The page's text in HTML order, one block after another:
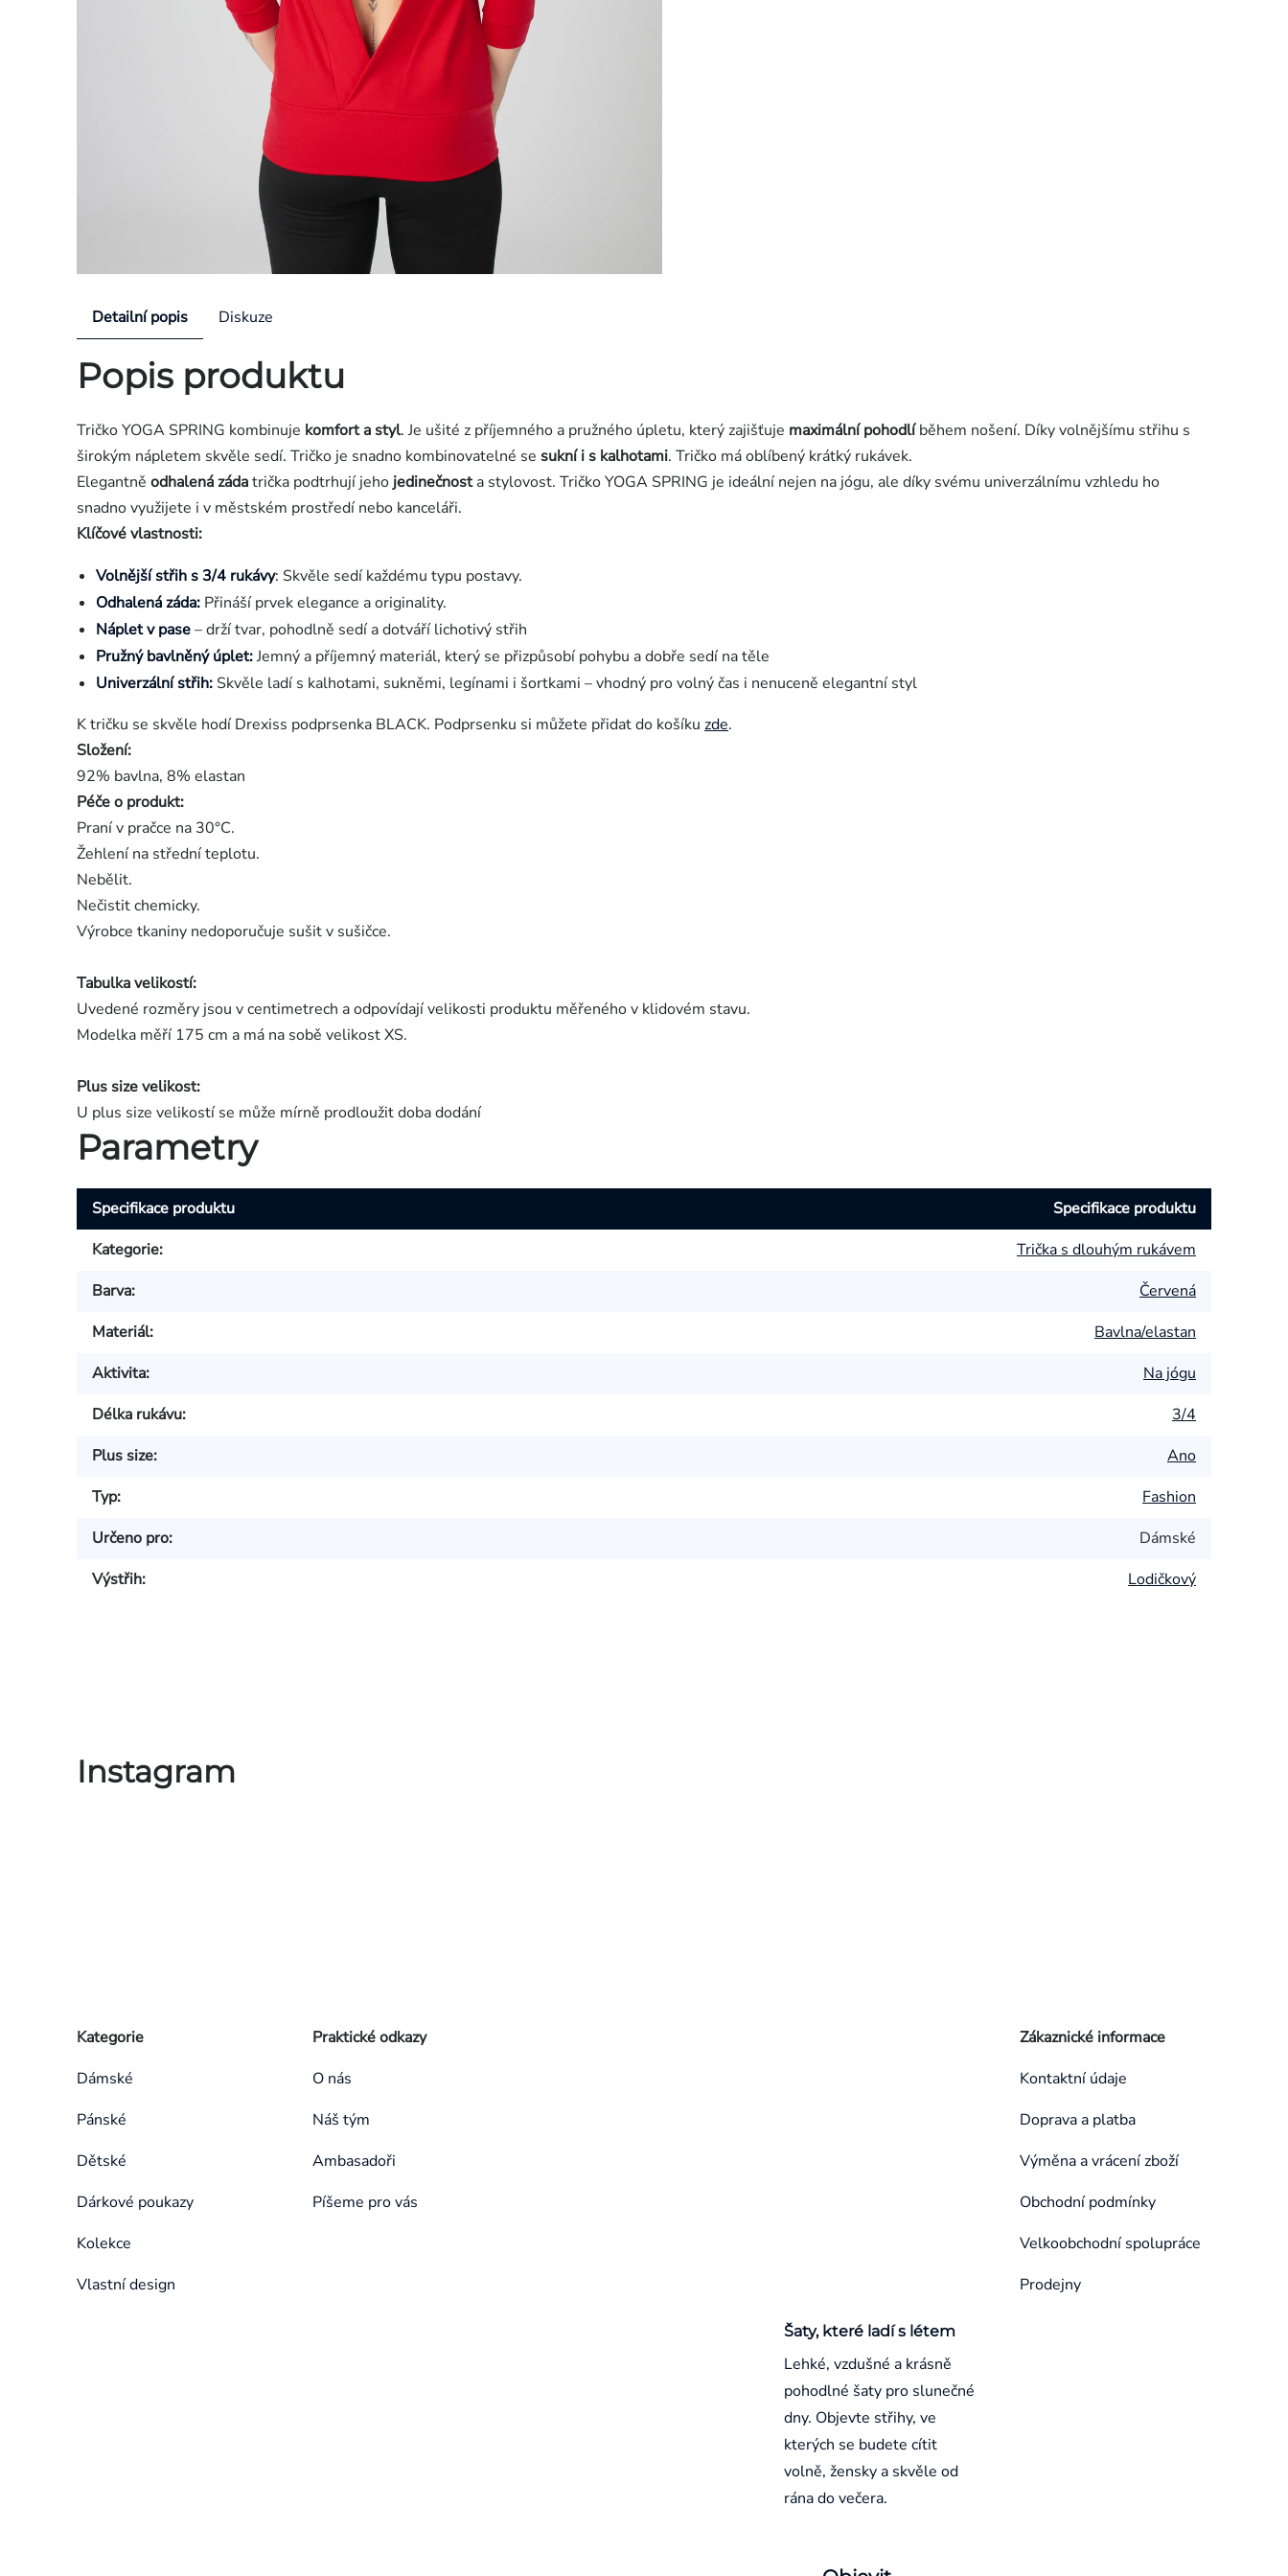
Detailní popis Diskuze
Popis produktu
Tričko YOGA SPRING kombinuje komfort a styl. Je ušité z příjemného a pružného úpletu, který zajišťuje maximální pohodlí během nošení. Díky volnějšímu střihu s
širokým nápletem skvěle sedí. Tričko je snadno kombinovatelné se sukní i s kalhotami. Tričko má oblíbený krátký rukávek.
Elegantně odhalená zádatrička podtrhují jeho jedinečnosta stylovost. Tričko YOGA SPRING je ideální nejen na jógu, ale díky svému univerzálnímu vzhledu ho
snadno využijete i v městském prostředí nebo kanceláři.
Klíčové vlastnosti:
Volnější střih s 3/4 rukávy: Skvěle sedí každému typu postavy.
Odhalená záda: Přináší prvek elegance a originality.
Náplet v pase– drží tvar, pohodlně sedí a dotváří lichotivý střih
Pružný bavlněný úplet:Jemný a příjemný materiál, který se přizpůsobí pohybu a dobře sedí na těle
Univerzální střih: Skvěle ladí s kalhotami, sukněmi, legínami i šortkami – vhodný pro volný čas i nenuceně elegantní styl
K tričku se skvěle hodí Drexiss podprsenka BLACK. Podprsenku si můžete přidat do košíku zde.
Složení:
92% bavlna, 8% elastan
Péče o produkt:
Praní v pračce na 30°C.
Žehlení na střední teplotu.
Nebělit.
Nečistit chemicky.
Výrobce tkaniny nedoporučuje sušit v sušičce.
Tabulka velikostí:
Uvedené rozměry jsou v centimetrech a odpovídají velikosti produktu měřeného v klidovém stavu.
Modelka měří 175 cm a má na sobě velikost XS.
Plus size velikost:
U plus size velikostí se může mírně prodloužit doba dodání
Parametry
Specifikace produktu
Specifikace produktu
Kategorie:
Trička s dlouhým rukávem
Barva:
Červená
Materiál:
Bavlna/elastan
Aktivita:
Na jógu
Délka rukávu:
3/4
Plus size:
Ano
Typ:
Fashion
Určeno pro:
Dámské
Výstřih: Lodičkový
Instagram
kategorie
Kategorie
Dámské
Pánské
Dětské
Dárkové poukazy
Kolekce
Vlastní design
Praktické odkazy
O nás
Náš tým
Ambasadoři
Píšeme pro vás
Šaty, které ladí s létem
Lehké, vzdušné a krásně
pohodlné šaty pro slunečné
dny. Objevte střihy, ve
kterých se budete cítit
volně, žensky a skvěle od
rána do večera.
Zákaznické informace
Kontaktní údaje
Doprava a platba
Výměna a vrácení zboží
Obchodní podmínky
Velkoobchodní spolupráce
Prodejny